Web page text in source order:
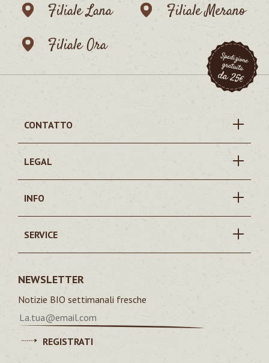
Filiale Lana
Filiale Merano
Filiale Ora
CONTATTO
LEGAL
INFO
SERVICE
NEWSLETTER
Notizie BIO settimanali fresche
REGISTRATI